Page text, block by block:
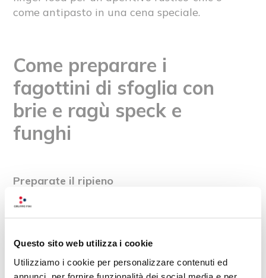
Questo sito web utilizza i cookie
Utilizziamo i cookie per personalizzare contenuti ed
come antipasto in una cena speciale.
Come preparare i
fagottini di sfoglia con
brie e ragù speck e
funghi
Preparate il ripieno
speck e funghi Le Conserve della
Unite metà dell’uovo sbattuto, il
parmigiano, un pizzico di sale e pepe.